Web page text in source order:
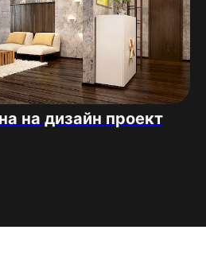
на дизайн проект